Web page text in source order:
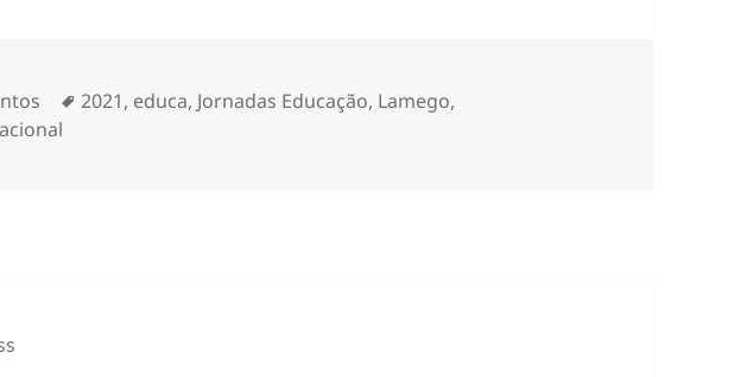
Etiquetas
2021, educa, Jornadas Educação, Lamego,